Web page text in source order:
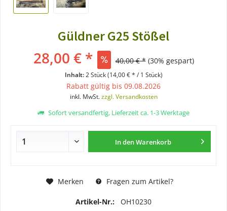
Güldner G25 Stößel
28,00 € * 40,00 € * (30% gespart)
Inhalt:2 Stück (14,00 € * / 1 Stück)
Rabatt gültig bis 09.08.2026
inkl. MwSt.zzgl. Versandkosten
Sofort versandfertig, Lieferzeit ca. 1-3 Werktage
In denWarenkorb
Merken Fragen zum Artikel?
Artikel-Nr.: OH10230